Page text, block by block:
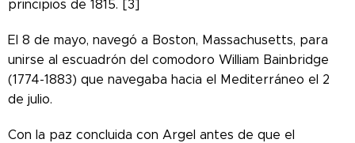
principios de 1815. [3]
El 8 de mayo, navegó a Boston, Massachusetts, para
unirse al escuadrón del comodoro William Bainbridge
(1774-1883) que navegaba hacia el Mediterráneo el 2
de julio.
Con la paz concluida con Argel antes de que el